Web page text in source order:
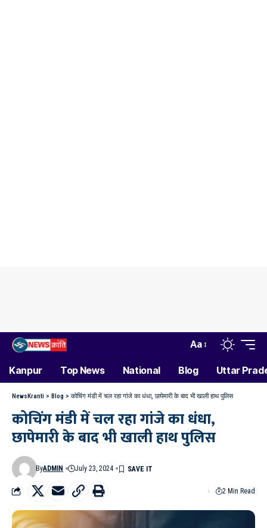
Aa
Kanpur Top News National Blog Uttar
NewsKranti > Blog > कोचिंग मंडी में चल रहा गांजे का धंधा, छापेमारी के बाद भी खाली हाथ पुलिस
कोचिंग मंडी में चल रहा गांजे का धंधा,
छापेमारी के बाद भी खाली हाथ पुलिस
ByADMIN July 23, 2024
2 Min Read